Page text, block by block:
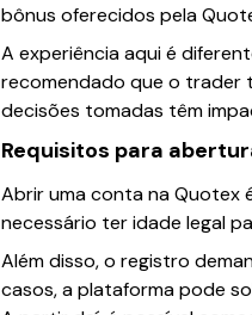
bônus oferecidos pela
A experiência aqui é
recomendado que o trader
decisões tomadas têm
Requisitos para
Abrir uma conta na Quotex
necessário ter idade legal
Além disso, o registro
casos, a plataforma pode